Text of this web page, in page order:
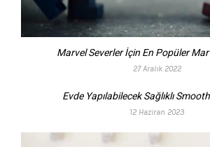
Marvel Severler İçin En Popüler
27 Aralık 2022
Evde Yapılabilecek Sağlıklı
12 Haziran 2023